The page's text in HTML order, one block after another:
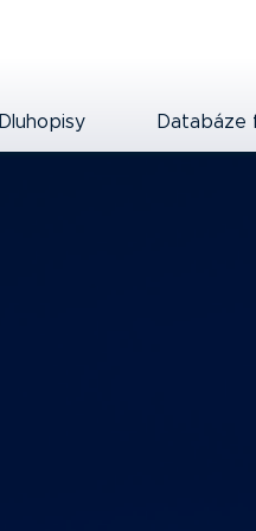
Dluhopisy Databáze